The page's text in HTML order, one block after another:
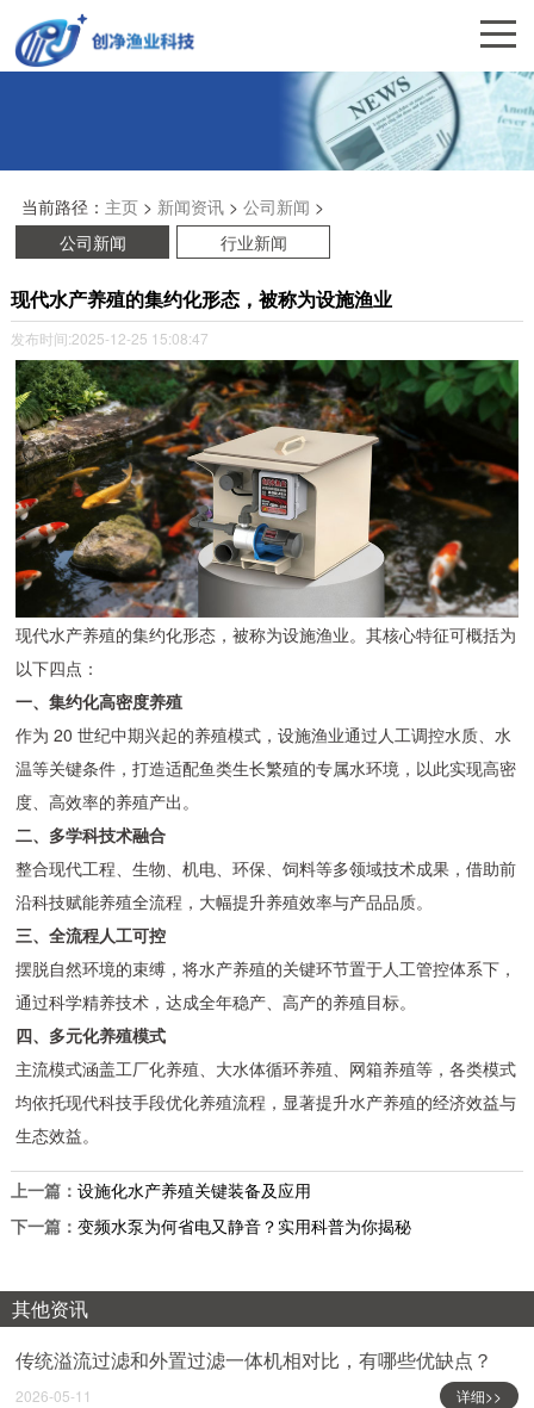
当前路径： 主页> 新闻资讯> 公司新闻 >
公司新闻
行业新闻
现代水产养殖的集约化形态，被称为设施渔业
发布时间:2025-12-25 15:08:47
现代水产养殖的集约化形态，被称为设施渔业。其核心特征可概括为
以下四点：
一、集约化高密度养殖
作为 20 世纪中期兴起的养殖模式，设施渔业通过人工调控水质、水
温等关键条件，打造适配鱼类生长繁殖的专属水环境，以此实现高密
度、高效率的养殖产出。
二、多学科技术融合
整合现代工程、生物、机电、环保、饲料等多领域技术成果，借助前
沿科技赋能养殖全流程，大幅提升养殖效率与产品品质。
三、全流程人工可控
摆脱自然环境的束缚，将水产养殖的关键环节置于人工管控体系下，
通过科学精养技术，达成全年稳产、高产的养殖目标。
四、多元化养殖模式
主流模式涵盖工厂化养殖、大水体循环养殖、网箱养殖等，各类模式
均依托现代科技手段优化养殖流程，显著提升水产养殖的经济效益与
生态效益。
上一篇： 设施化水产养殖关键装备及应用
下一篇： 变频水泵为何省电又静音？实用科普为你揭秘
其他资讯
传统溢流过滤和外置过滤一体机相对比，有哪些优缺点？
2026-05-11 详细>>